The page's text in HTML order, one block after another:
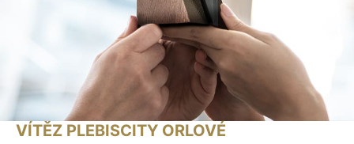
VÍTĚZ PLEBISCITY ORLOVÉ